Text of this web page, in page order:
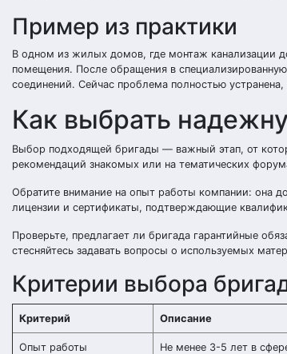
Пример из практики
В одном из жилых домов, где монтаж канализации
помещения. После обращения в
соединений. Сейчас проблема полностью
Как выбрать
Выбор подходящей бригады — важный этап, от
рекомендаций знакомых или на тематических
Обратите внимание на опыт работы компании: она
лицензии и сертификаты, подтверждающие
Проверьте, предлагает ли бригада гарантийные
стесняйтесь задавать вопросы о используемых
Критерии выбора
Критерий Описание
Опыт работы Не менее 3-5 лет в